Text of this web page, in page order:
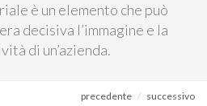
è un elemento che può
decisiva l’immagine e la
di un’azienda.
precedente successivo